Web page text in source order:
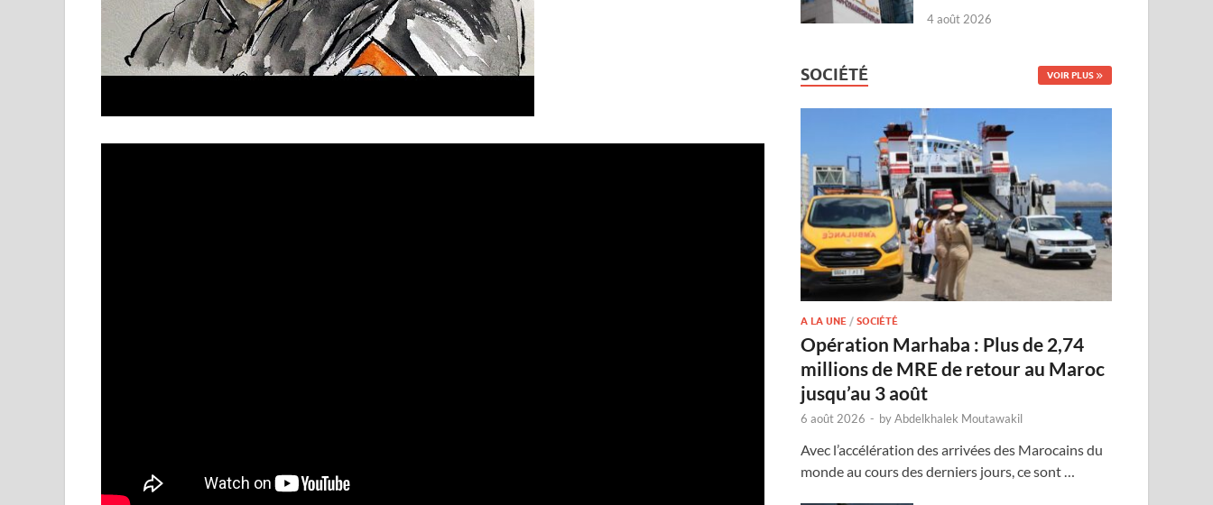
4 août 2026
SOCIÉTÉ VOIR PLUS
A LA UNE /SOCIÉTÉ
Opération Marhaba : Plus de 2,74
millions de MRE de retour au Maroc
jusqu’au 3 août
6 août 2026 - byAbdelkhalek Moutawakil
Avec l’accélération des arrivées des Marocains du
monde au cours des derniers jours, ce sont …